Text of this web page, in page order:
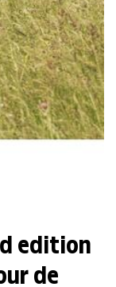
edition
de